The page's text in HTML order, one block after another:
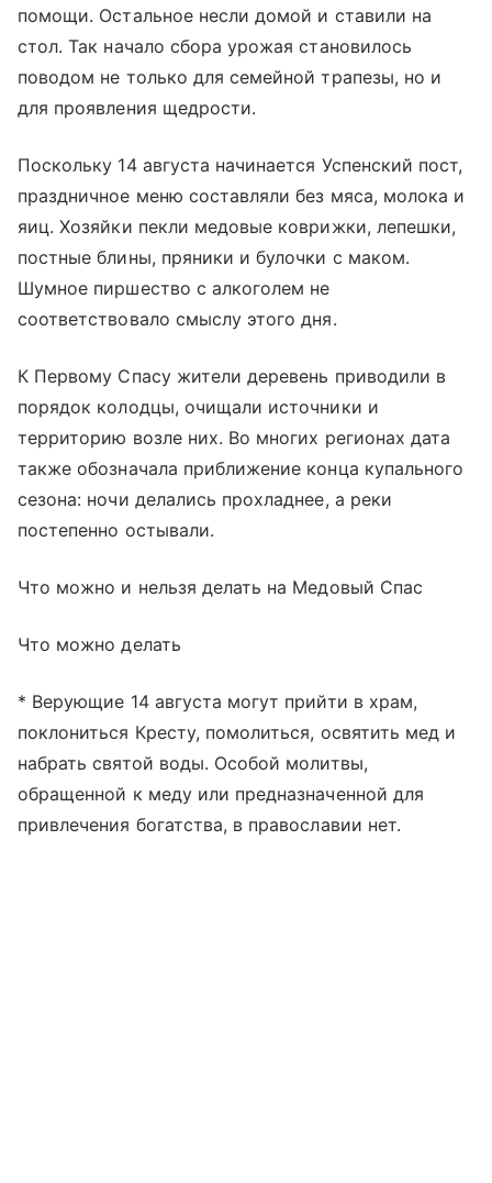
помощи. Остальное несли домой и ставили на
стол. Так начало сбора урожая становилось
поводом не только для семейной трапезы, но и
для проявления щедрости.
Поскольку 14 августа начинается Успенский пост,
праздничное меню составляли без мяса, молока и
яиц. Хозяйки пекли медовые коврижки, лепешки,
постные блины, пряники и булочки с маком.
Шумное пиршество с алкоголем не
соответствовало смыслу этого дня.
К Первому Спасу жители деревень приводили в
порядок колодцы, очищали источники и
территорию возле них. Во многих регионах дата
также обозначала приближение конца купального
сезона: ночи делались прохладнее, а реки
постепенно остывали.
Что можно и нельзя делать на Медовый Спас
Что можно делать
* Верующие 14 августа могут прийти в храм,
поклониться Кресту, помолиться, освятить мед и
набрать святой воды. Особой молитвы,
обращенной к меду или предназначенной для
привлечения богатства, в православии нет.